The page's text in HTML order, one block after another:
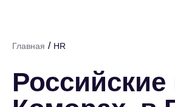
Главная / HR